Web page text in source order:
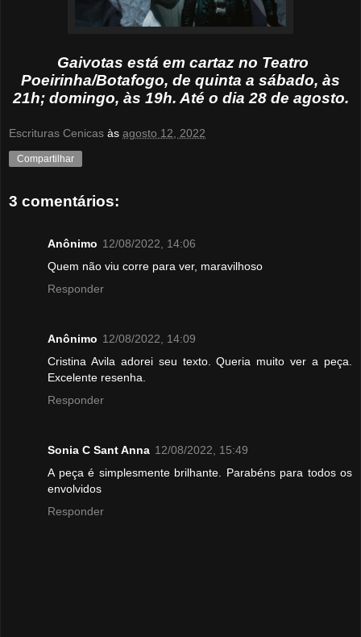
Gaivotas está em cartaz no Teatro
Poeirinha/Botafogo, de quinta a sábado, às
21h; domingo, às 19h. Até o dia 28 de agosto.
Escrituras Cenicas às agosto 12, 2022
Compartilhar
3 comentários:
Anônimo 12/08/2022, 14:06
Quem não viu corre para ver, maravilhoso
Responder
Anônimo 12/08/2022, 14:09
Cristina Avila adorei seu texto. Queria muito ver a peça.
Excelente resenha.
Responder
Sonia C Sant Anna 12/08/2022, 15:49
A peça é simplesmente brilhante. Parabéns para todos os
envolvidos
Responder